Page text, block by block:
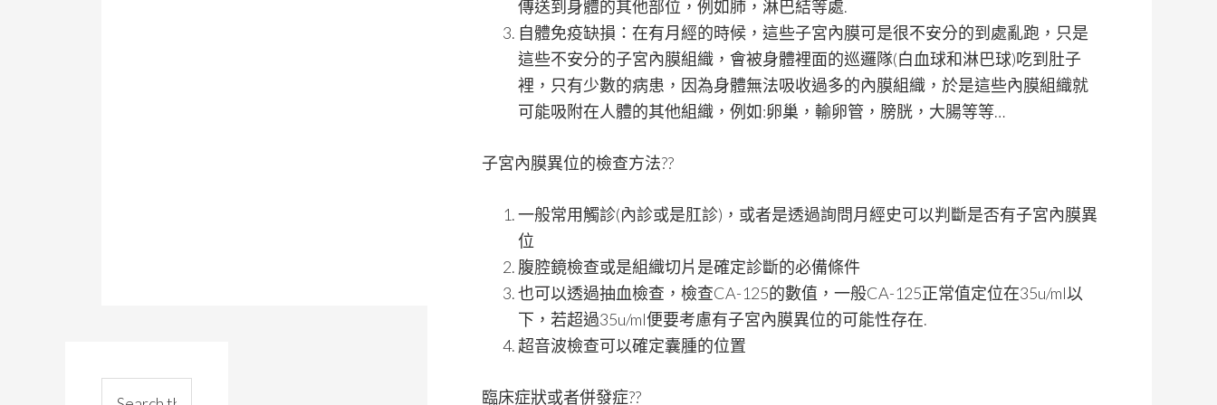
傳送到身體的其他部位，例如肺，淋巴結等處.
自體免疫缺損：在有月經的時候，這些子宮內膜可是很不安分的到處亂跑，只是
這些不安分的子宮內膜組織，會被身體裡面的巡邏隊(白血球和淋巴球)吃到肚子
裡，只有少數的病患，因為身體無法吸收過多的內膜組織，於是這些內膜組織就
可能吸附在人體的其他組織，例如:卵巢，輸卵管，膀胱，大腸等等…
子宮內膜異位的檢查方法??
一般常用觸診(內診或是肛診)，或者是透過詢問月經史可以判斷是否有子宮內膜異
位
腹腔鏡檢查或是組織切片是確定診斷的必備條件
也可以透過抽血檢查，檢查CA-125的數值，一般CA-125正常值定位在35u/ml以
下，若超過35u/ml便要考慮有子宮內膜異位的可能性存在.
超音波檢查可以確定囊腫的位置
臨床症狀或者併發症??